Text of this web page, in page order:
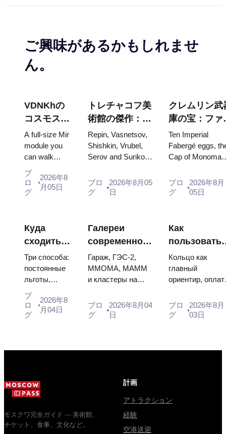
ご興味があるかもしれませ
ん。
VDNKhの
コスモス・
パビリオ
ン：ロシア
最大の宇宙
博覧会内部
A full-size Mir
module you
can walk
through, the
Energia–
Buran model,
capsules and
120 pieces of
flight...
ブ
ロ
グ
2026年8
月05日
トレチャコフ美
術館の傑作：計
画を立てる価値
のある絵画
Repin, Vasnetsov,
Shishkin, Vrubel,
Serov and Surikov
stop people, where
they hang, and why
ブロ
グ
2026年8月05
日
クレムリン武
庫の宝：ファ
ルジェの卵、
座、戴冠式の
装
Ten Imperial
Fabergé eggs,
Cap of
of two boy tsars
and the
ブロ
グ
2026年8月
05日
Куда
сходить
на
искусство
в Москве
бесплатно
Три способа:
постоянные
льготы,
бесплатные
дни и
площадки со
целый день,
за ко...
ブ
ロ
グ
2026年8
月04日
Галереи
современного
искусства в
Москве: где
смотреть и
Гараж, ГЭС-2,
ММОМА, МАММ
и кластеры на
часы, метро. Где
вход свободный,
ブロ
グ
2026年8月04
日
Как
метро
Москвы:
схема,
пересадки
Кольцо как
главный
ориентир,
«Тройкой»,
указатели по
ブロ
グ
2026年8月
03日
モスクワ完全ガイド — 美術館、
チケット、食事、文化など。
計画
アトラクション
経験
空港送迎